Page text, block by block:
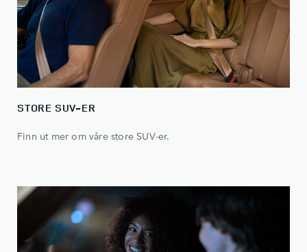
STORE SUV-ER
Finn ut mer om våre store SUV-er.